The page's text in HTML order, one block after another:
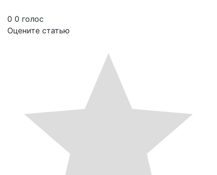
0 0 голос
Оцените статью